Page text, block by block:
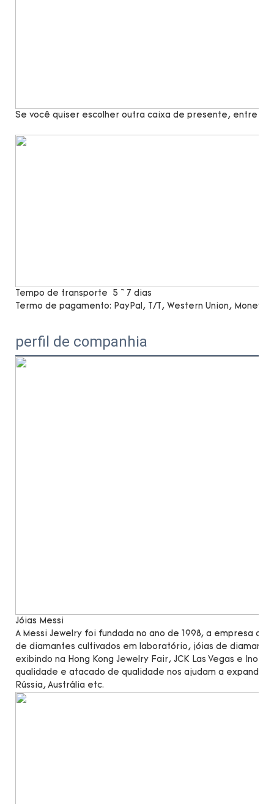
Se você quiser escolher outra caixa de presente, entre
Tempo de transporte
5 ~ 7 dias
Termo de pagamento: PayPal, T/T, Western Union,
perfil de companhia
Jóias Messi
A Messi Jewelry foi fundada no ano de 1998, a empresa
de diamantes cultivados em laboratório, jóias de
exibindo na Hong Kong Jewelry Fair, JCK Las Vegas e
qualidade e atacado de qualidade nos ajudam a expandir
Rússia, Austrália etc.